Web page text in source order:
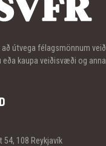
útvega félagsmönnum
eða kaupa veiðisvæði og
54, 108 Reykjavík